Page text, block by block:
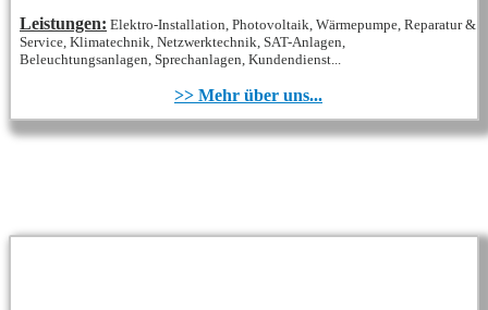
Leistungen: Elektro-Installation, Photovoltaik, Wärmepumpe, Reparatur &
Service, Klimatechnik, Netzwerktechnik, SAT-Anlagen,
Beleuchtungsanlagen, Sprechanlagen, Kundendienst...
>> Mehr über uns...